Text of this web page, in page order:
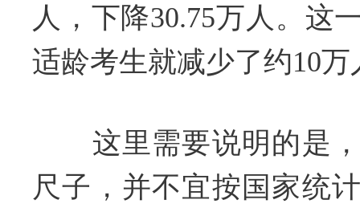
人，下降30.75万人。这
适龄考生就减少了约10万
这里需要说明的是，
尺子，并不宜按国家统